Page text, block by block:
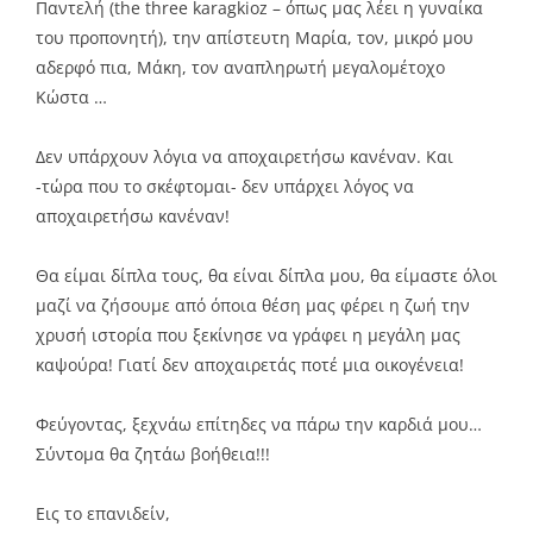
Παντελή (the three karagkioz – όπως μας λέει η γυναίκα
του προπονητή), την απίστευτη Μαρία, τον, μικρό μου
αδερφό πια, Μάκη, τον αναπληρωτή μεγαλομέτοχο
Κώστα …
Δεν υπάρχουν λόγια να αποχαιρετήσω κανέναν. Και
-τώρα που το σκέφτομαι- δεν υπάρχει λόγος να
αποχαιρετήσω κανέναν!
Θα είμαι δίπλα τους, θα είναι δίπλα μου, θα είμαστε όλοι
μαζί να ζήσουμε από όποια θέση μας φέρει η ζωή την
χρυσή ιστορία που ξεκίνησε να γράφει η μεγάλη μας
καψούρα! Γιατί δεν αποχαιρετάς ποτέ μια οικογένεια!
Φεύγοντας, ξεχνάω επίτηδες να πάρω την καρδιά μου…
Σύντομα θα ζητάω βοήθεια!!!
Εις το επανιδείν,